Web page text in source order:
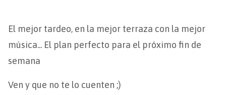
El mejor tardeo, en la mejor terraza con la mejor
música... El plan perfecto para el próximo fin de
semana
Ven y que no te lo cuenten ;)